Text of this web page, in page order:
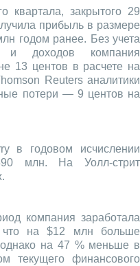
квартала, закрытого 29
прибыль в размере
годом ранее. Без учета
и доходов компания
13 центов в расчете на
Reuters аналитики
потери — 9 центов на
в годовом исчислении
млн. На Уолл-стрит
компания заработала
на $12 млн больше
однако на 47 % меньше в
текущего финансового